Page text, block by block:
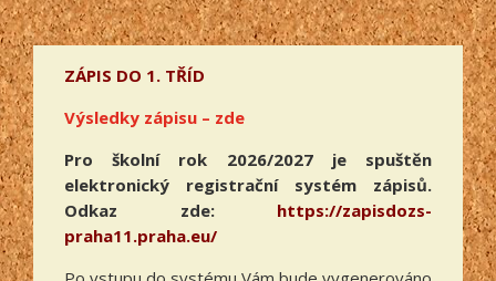
ZÁPIS DO 1. TŘÍD
Výsledky zápisu – zde
Pro školní rok 2026/2027 je spuštěn
elektronický registrační systém zápisů.
Odkaz zde: https://zapisdozs-
praha11.praha.eu/